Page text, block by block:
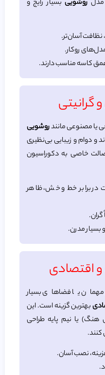
مدل روشویی بسیار رایج و
نظافت آسان‌تر.
روکار.
کاسه مناسب دارند.
یا مصنوعی مانندروشویی
دوام و زیبایی بی‌نظیری
خاصی به دکوراسیون
در برابر خط و خش، ظاهر
مدرن.
یا فضاهای بسیار
بهترین گزینه است. این
یا نیم پایه طراحی
نصب آسان.